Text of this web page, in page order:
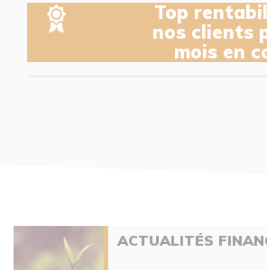
Top
nos clients
mois en
ACTUALITÉS